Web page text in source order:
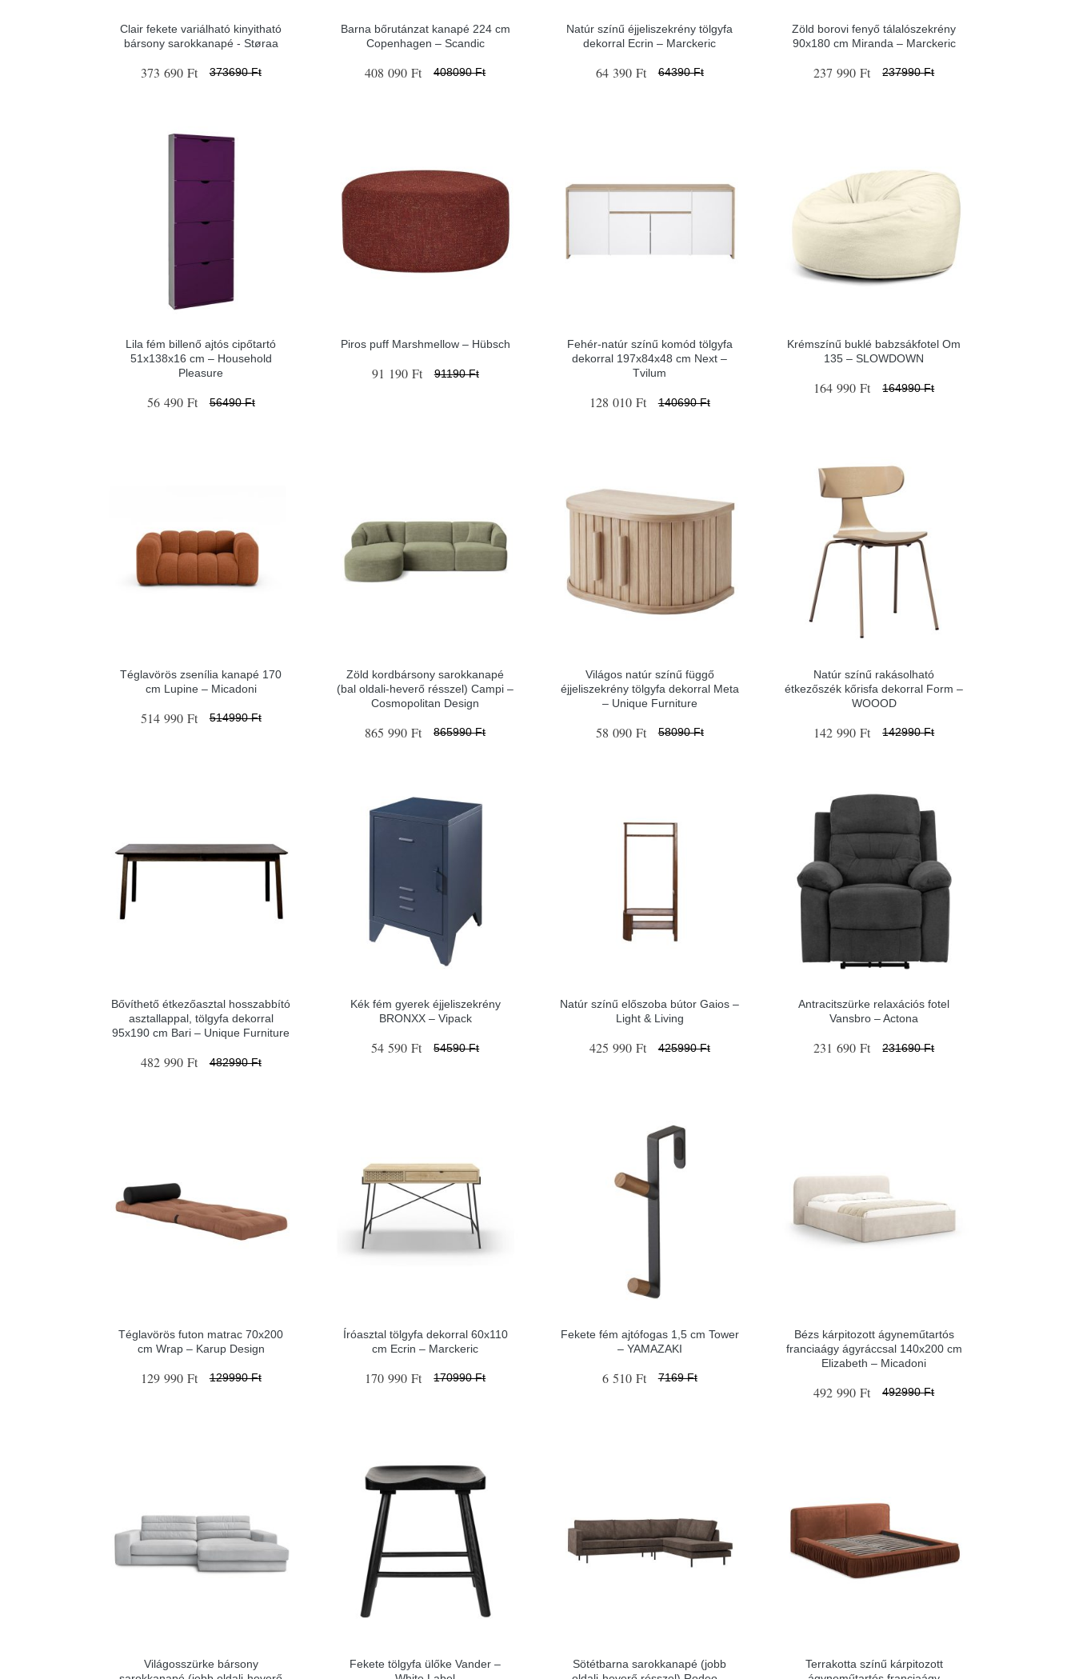
Clair fekete variálható kinyitható
bársony sarokkanapé - Støraa
373 690 Ft 373690 Ft
Barna bőrutánzat kanapé 224 cm
Copenhagen – Scandic
408 090 Ft 408090 Ft
Natúr színű éjjeliszekrény tölgyfa
dekorral Ecrin – Marckeric
64 390 Ft 64390 Ft
Zöld borovi fenyő tálalószekrény
90x180 cm Miranda – Marckeric
237 990 Ft 237990 Ft
Lila fém billenő ajtós cipőtartó
51x138x16 cm – Household
Pleasure
56 490 Ft 56490 Ft
Piros puff Marshmellow – Hübsch
91 190 Ft 91190 Ft
Fehér-natúr színű komód tölgyfa
dekorral 197x84x48 cm Next –
Tvilum
128 010 Ft 140690 Ft
Krémszínű buklé babzsákfotel Om
135 – SLOWDOWN
164 990 Ft 164990 Ft
Téglavörös zsenília kanapé 170
cm Lupine – Micadoni
514 990 Ft 514990 Ft
Zöld kordbársony sarokkanapé
(bal oldali-heverő résszel) Campi –
Cosmopolitan Design
865 990 Ft 865990 Ft
Világos natúr színű függő
éjjeliszekrény tölgyfa dekorral Meta
– Unique Furniture
58 090 Ft 58090 Ft
Natúr színű rakásolható
étkezőszék kőrisfa dekorral Form –
WOOOD
142 990 Ft 142990 Ft
Bővíthető étkezőasztal hosszabbító
asztallappal, tölgyfa dekorral
95x190 cm Bari – Unique Furniture
482 990 Ft 482990 Ft
Kék fém gyerek éjjeliszekrény
BRONXX – Vipack
54 590 Ft 54590 Ft
Natúr színű előszoba bútor Gaios –
Light & Living
425 990 Ft 425990 Ft
Antracitszürke relaxációs fotel
Vansbro – Actona
231 690 Ft 231690 Ft
Téglavörös futon matrac 70x200
cm Wrap – Karup Design
129 990 Ft 129990 Ft
Íróasztal tölgyfa dekorral 60x110
cm Ecrin – Marckeric
170 990 Ft 170990 Ft
Fekete fém ajtófogas 1,5 cm Tower
– YAMAZAKI
6 510 Ft 7169 Ft
Bézs kárpitozott ágyneműtartós
franciaágy ágyráccsal 140x200 cm
Elizabeth – Micadoni
492 990 Ft 492990 Ft
Világosszürke bársony
Fekete tölgyfa ülőke Vander –
Sötétbarna sarokkanapé (jobb
Terrakotta színű kárpitozott